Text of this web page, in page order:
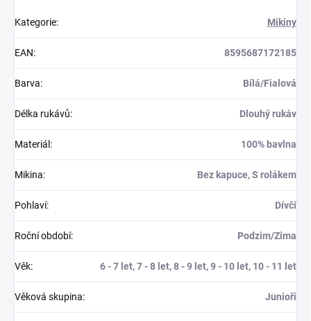
Kategorie: Mikiny
EAN: 8595687172185
Barva: Bílá/Fialová
Délka rukávů: Dlouhý rukáv
Materiál : 100% bavlna
Mikina: Bez kapuce, S rolákem
Pohlaví: Dívčí
Roční období: Podzim/Zima
Věk: 6 - 7 let, 7 - 8 let, 8 - 9 let, 9 - 10 let, 10 - 11 let
Věková skupina: Junioři